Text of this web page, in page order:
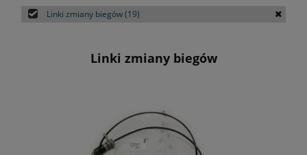
Linki zmiany biegów(19)
Linki zmiany biegów